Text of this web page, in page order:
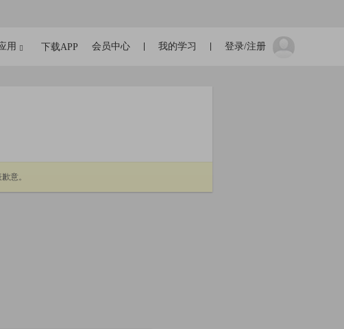
用 下载APP 登录/注册
我的学习
会员中心
意。